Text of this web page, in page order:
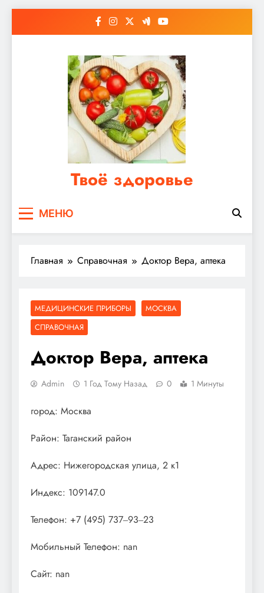
Твоё здоровье
мужском здоровье
МЕНЮ
Главная Справочная Доктор Вера, аптека
МЕДИЦИНСКИЕ ПРИБОРЫ
МОСКВА
СПРАВОЧНАЯ
Доктор Вера, аптека
Admin 1 Год Тому Назад 0 1 Минуты
город: Москва
Район: Таганский район
Адрес: Нижегородская улица, 2 к1
Индекс: 109147.0
Телефон: +7 (495) 737‒93‒23
Мобильный Телефон: nan
Сайт: nan